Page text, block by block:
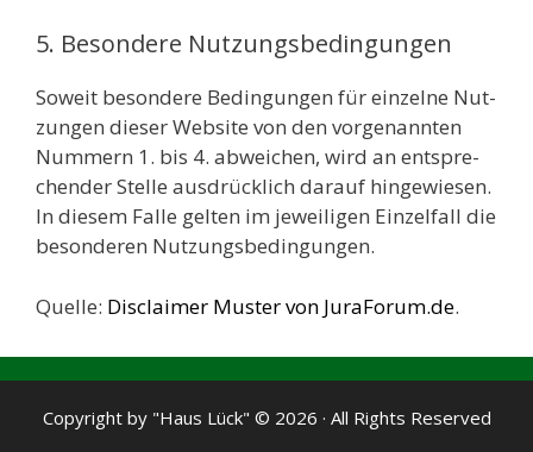
5. Besondere Nutzungsbedingungen
Soweit beson­de­re Bedin­gun­gen für ein­zel­ne Nut­
zun­gen die­ser Web­site von den vor­ge­nann­ten
Num­mern 1. bis 4. abwei­chen, wird an ent­spre­
chen­der Stel­le aus­drück­lich dar­auf hin­ge­wie­sen.
In die­sem Fal­le gel­ten im jewei­li­gen Ein­zel­fall die
beson­de­ren Nut­zungs­be­din­gun­gen.
Quel­le: Dis­clai­mer Mus­ter von JuraForum.de.
Copyright by "Haus Lück" © 2026 · All Rights Reserved